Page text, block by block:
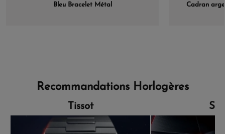
Bleu Bracelet Métal
Cadran
Recommandations Horlogères
Tissot